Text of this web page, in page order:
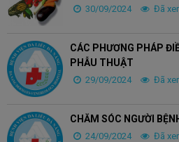
30/09/2024 Đã
CÁC PHƯƠNG PHÁP
PHẪU THUẬT
29/09/2024 Đã
CHĂM SÓC NGƯỜI
24/09/2024 Đã